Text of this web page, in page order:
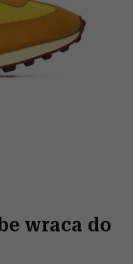
o tym, jak
partnerom
z innymi danymi
wraca do